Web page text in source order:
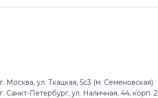
г. Москва, ул. Ткацкая, 5с3 (м. Семеновская)
г. Санкт-Петербург, ул. Наличная, 44, корп. 2